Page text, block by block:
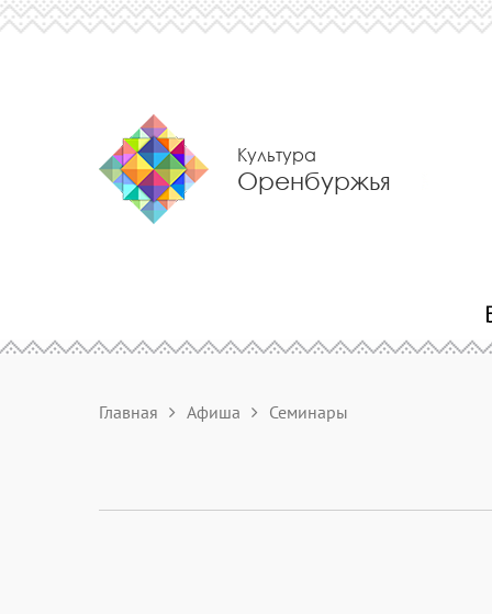
Культура
Оренбуржья
Главная Афиша Семинары